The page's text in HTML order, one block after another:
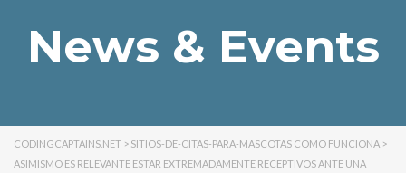
News & Events
CODINGCAPTAINS.NET > SITIOS-DE-CITAS-PARA-MASCOTAS COMO FUNCIONA >
ASIMISMO ES RELEVANTE ESTAR EXTREMADAMENTE RECEPTIVOS ANTE UNA